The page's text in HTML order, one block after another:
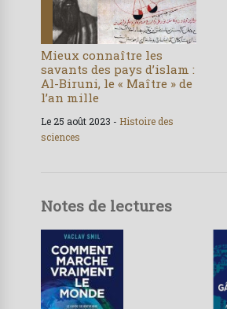
Mieux connaître les
savants des pays d’islam :
Al-Biruni, le « Maître » de
l’an mille
Le 25 août 2023 - Histoire des
sciences
Notes de lectures